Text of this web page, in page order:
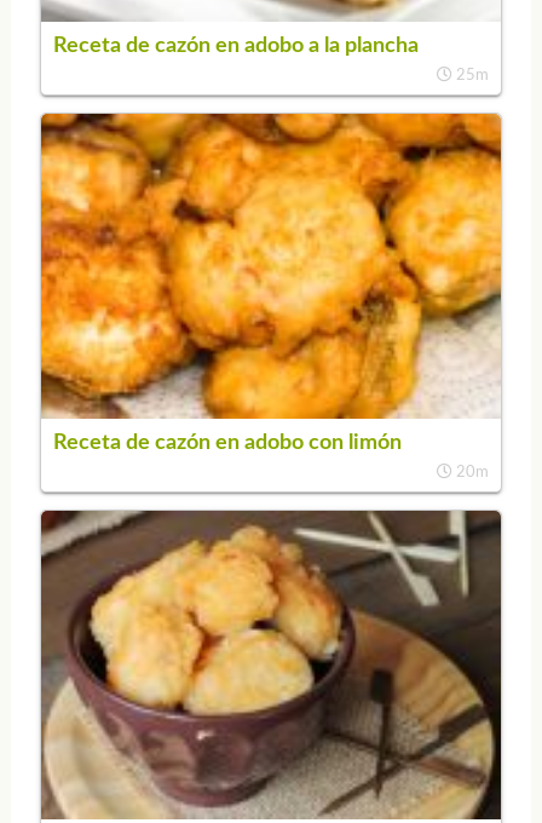
Receta de cazón en adobo a la plancha
25m
Receta de cazón en adobo con limón
20m